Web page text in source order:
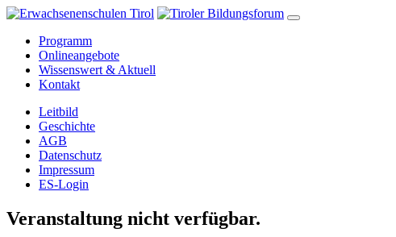
Programm
Onlineangebote
Wissenswert & Aktuell
Kontakt
Leitbild
Geschichte
AGB
Datenschutz
Impressum
ES-Login
Veranstaltung nicht verfügbar.